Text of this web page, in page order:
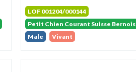
LOF 001204/000144
Petit Chien Courant Suisse Bernois
Male
Vivant